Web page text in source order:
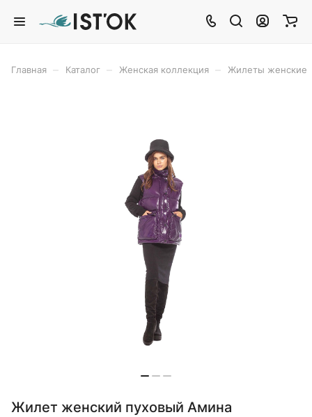
Главная Каталог Женская коллекция Жилеты женские
Жилет женский пуховый Амина